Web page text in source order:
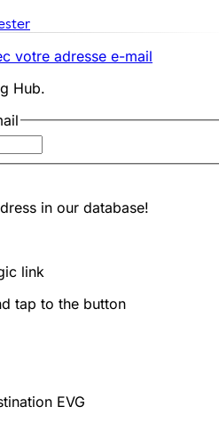
votre adresse e-mail
Hub.
in our database!
link
tap to the button
EVG